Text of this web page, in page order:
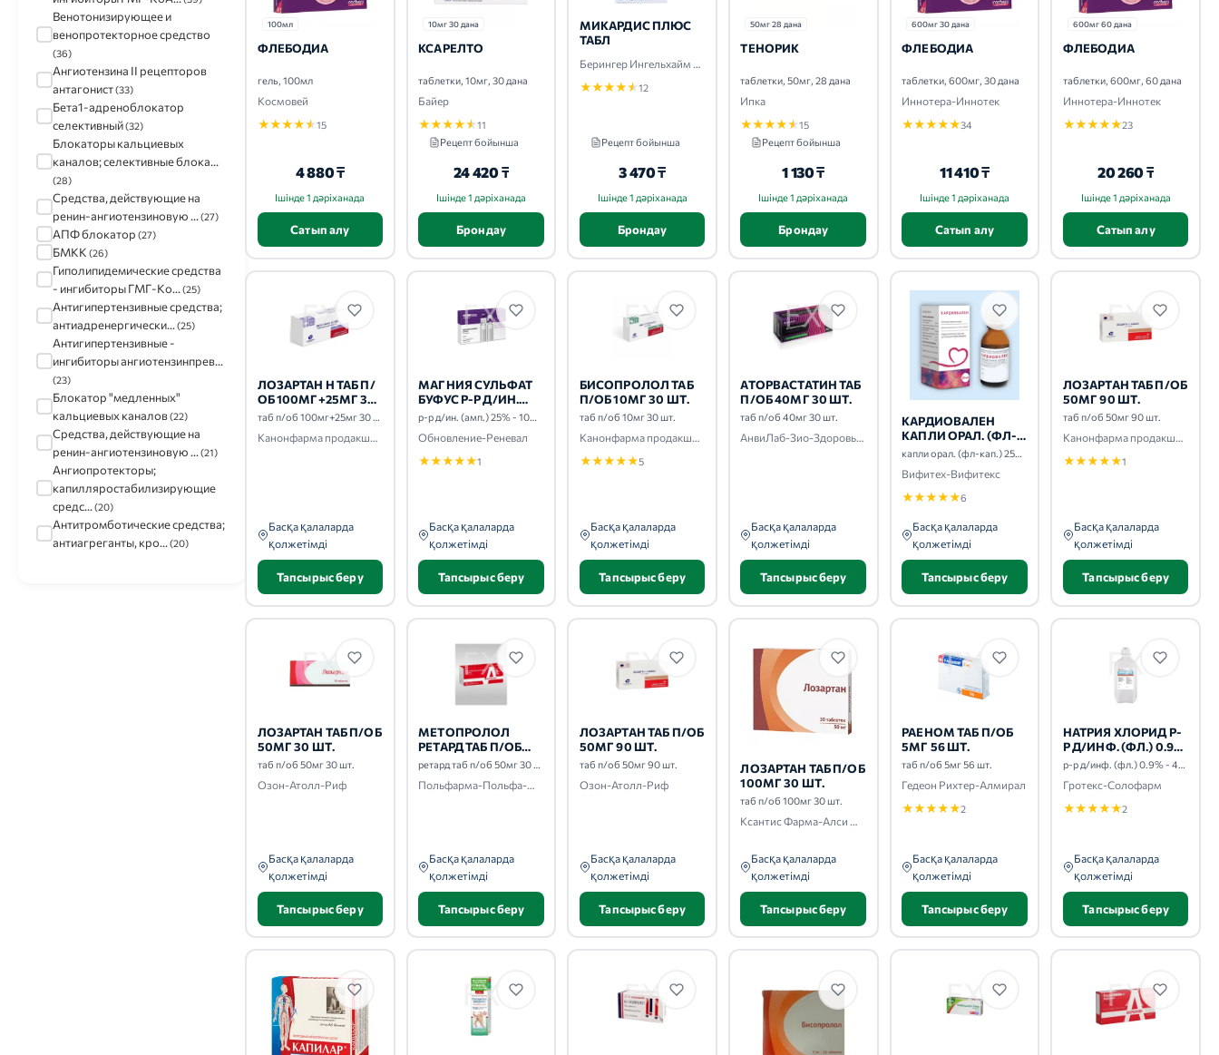
Венотонизирующее и
венопротекторное средство
(36)
Ангиотензина II рецепторов
антагонист(33)
Бета1-адреноблокатор
селективный(32)
Блокаторы кальциевых
каналов; селективные блока...
(28)
Средства, действующие на
ренин-ангиотензиновую ... (27)
АПФ блокатор (27)
БМКК (26)
Гиполипидемические средства
- ингибиторы ГМГ-Ко... (25)
Антигипертензивные средства;
антиадренергически... (25)
Антигипертензивные -
ингибиторы ангиотензинпрев...
(23)
Блокатор "медленных"
кальциевых каналов(22)
Средства, действующие на
ренин-ангиотензиновую ... (21)
Ангиопротекторы;
капилляростабилизирующие
средс... (20)
Антитромботические средства;
антиагреганты, кро... (20)
100мл
ФЛЕБОДИА
гель, 100мл
Космовей
★★★★★15
4 880 ₸
Ішінде 1 дәріханада
Сатып алу
10мг 30 дана
КСАРЕЛТО
таблетки, 10мг, 30 дана
Байер
★★★★★11
Рецепт бойынша
24 420 ₸
Ішінде 1 дәріханада
Брондау
МИКАРДИС ПЛЮС
ТАБЛ
★★★★★12
Рецепт бойынша
3 470 ₸
Ішінде 1 дәріханада
Брондау
50мг 28 дана
ТЕНОРИК
таблетки, 50мг, 28 дана
Ипка
★★★★★15
Рецепт бойынша
1 130 ₸
Ішінде 1 дәріханада
Брондау
600мг 30 дана
ФЛЕБОДИА
таблетки, 600мг, 30 дана
Иннотера-Иннотек
★★★★★34
11 410 ₸
Ішінде 1 дәріханада
Сатып алу
600мг 60 дана
ФЛЕБОДИА
таблетки, 600мг, 60 дана
Иннотера-Иннотек
★★★★★23
20 260 ₸
Ішінде 1 дәріханада
Сатып алу
ЛОЗАРТАН Н ТАБ П/
ОБ 100МГ+25МГ 30
ШТ.
таб п/об 100мг+25мг 30 шт.
Канонфарма продакшн-Радуга продакшн-Завод им. ак. В.П.Филатова
Басқа қалаларда
қолжетімді
Тапсырыс беру
МАГНИЯ СУЛЬФАТ
БУФУС Р-Р Д/ИН.
(АМП.) 25% - 10МЛр-р д/ин. (амп.) 25% - 10мл 10 шт.
Обновление-Реневал
★★★★★1
Басқа қалаларда
қолжетімді
Тапсырыс беру
БИСОПРОЛОЛ ТАБ
П/ОБ 10МГ 30 ШТ.
таб п/об 10мг 30 шт.
Канонфарма продакшн-Радуга продакшн-Завод им. ак. В.П.Филатова
★★★★★5
Басқа қалаларда
қолжетімді
Тапсырыс беру
АТОРВАСТАТИН ТАБ
П/ОБ 40МГ 30 ШТ.
таб п/об 40мг 30 шт.
АнвиЛаб-Зио-Здоровье-Фармпроект
Басқа қалаларда
қолжетімді
Тапсырыс беру
КАРДИОВАЛЕН
КАПЛИ ОРАЛ. (ФЛ-
КАП.) 25МЛ
капли орал. (фл-кап.) 25мл
Вифитех-Вифитекс
★★★★★6
Басқа қалаларда
қолжетімді
Тапсырыс беру
ЛОЗАРТАН ТАБ П/ОБ
50МГ 90 ШТ.
таб п/об 50мг 90 шт.
Канонфарма продакшн-Радуга продакшн-Завод им. ак. В.П.Филатова
★★★★★1
Басқа қалаларда
қолжетімді
Тапсырыс беру
ЛОЗАРТАН ТАБ П/ОБ
50МГ 30 ШТ.
таб п/об 50мг 30 шт.
Озон-Атолл-Риф
Басқа қалаларда
қолжетімді
Тапсырыс беру
МЕТОПРОЛОЛ
РЕТАРД ТАБ П/ОБ
50МГ 30 ШТ.
Басқа қалаларда
қолжетімді
Тапсырыс беру
ЛОЗАРТАН ТАБ П/ОБ
50МГ 90 ШТ.
таб п/об 50мг 90 шт.
Озон-Атолл-Риф
Басқа қалаларда
қолжетімді
Тапсырыс беру
ЛОЗАРТАН ТАБ П/ОБ
100МГ 30 ШТ.
таб п/об 100мг 30 шт.
Басқа қалаларда
қолжетімді
Тапсырыс беру
РАЕНОМ ТАБ П/ОБ
5МГ 56 ШТ.
таб п/об 5мг 56 шт.
Гедеон Рихтер-Алмирал
★★★★★2
Басқа қалаларда
қолжетімді
Тапсырыс беру
НАТРИЯ ХЛОРИД Р-
Р Д/ИНФ. (ФЛ.) 0.9%
- 400МЛ 1 ШТ.
р-р д/инф. (фл.) 0.9% - 400мл 1 шт.
Гротекс-Солофарм
★★★★★2
Басқа қалаларда
қолжетімді
Тапсырыс беру